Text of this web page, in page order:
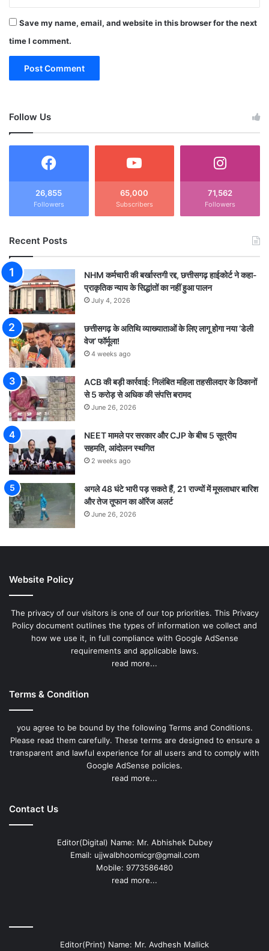
Save my name, email, and website in this browser for the next
time I comment.
Follow Us
26,855
Followers
65,000
Subscribers
71,562
Followers
Recent Posts
NHM कर्मचारी की बर्खास्तगी रद्द, छत्तीसगढ़ हाईकोर्ट ने कहा-
प्राकृतिक न्याय के सिद्धांतों का नहीं हुआ पालन
July 4, 2026
छत्तीसगढ़ के अतिथि व्याख्याताओं के लिए लागू होगा नया ‘डेली
वेज’ फॉर्मूला!
4 weeks ago
ACB की बड़ी कार्रवाई: निलंबित महिला तहसीलदार के ठिकानों
से 5 करोड़ से अधिक की संपत्ति बरामद
June 26, 2026
NEET मामले पर सरकार और CJP के बीच 5 सूत्रीय
सहमति, आंदोलन स्थगित
2 weeks ago
अगले 48 घंटे भारी पड़ सकते हैं, 21 राज्यों में मूसलाधार बारिश
और तेज तूफान का ऑरेंज अलर्ट
June 26, 2026
Website Policy
The privacy of our visitors is one of our top priorities. This Privacy
Policy document outlines the types of information we collect and
how we use it, in full compliance with Google AdSense
requirements and applicable laws.
read more...
Terms & Condition
you agree to be bound by the following Terms and Conditions.
Please read them carefully. These terms are designed to ensure a
transparent and lawful experience for all users and to comply with
Google AdSense policies.
read more...
Contact Us
Editor(Digital) Name: Mr. Abhishek Dubey
Email: ujjwalbhoomicgr@gmail.com
Mobile: 9773586480
read more...
Editor(Print) Name: Mr. Avdhesh Mallick